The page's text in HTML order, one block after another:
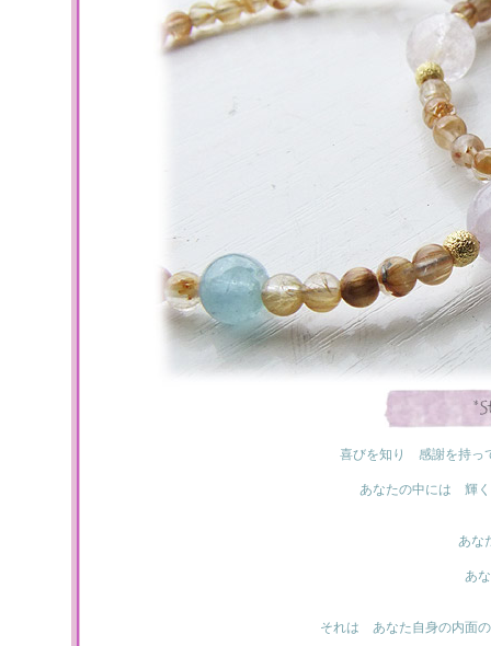
喜びを知り 感謝を持
あなたの中には 輝
あな
あ
それは あなた自身の内面